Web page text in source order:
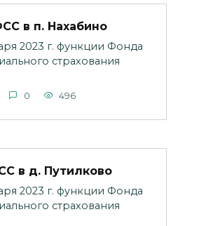
в п. Нахабино
2023 г. функции Фонда
страхования
0 496
в д. Путилково
2023 г. функции Фонда
страхования